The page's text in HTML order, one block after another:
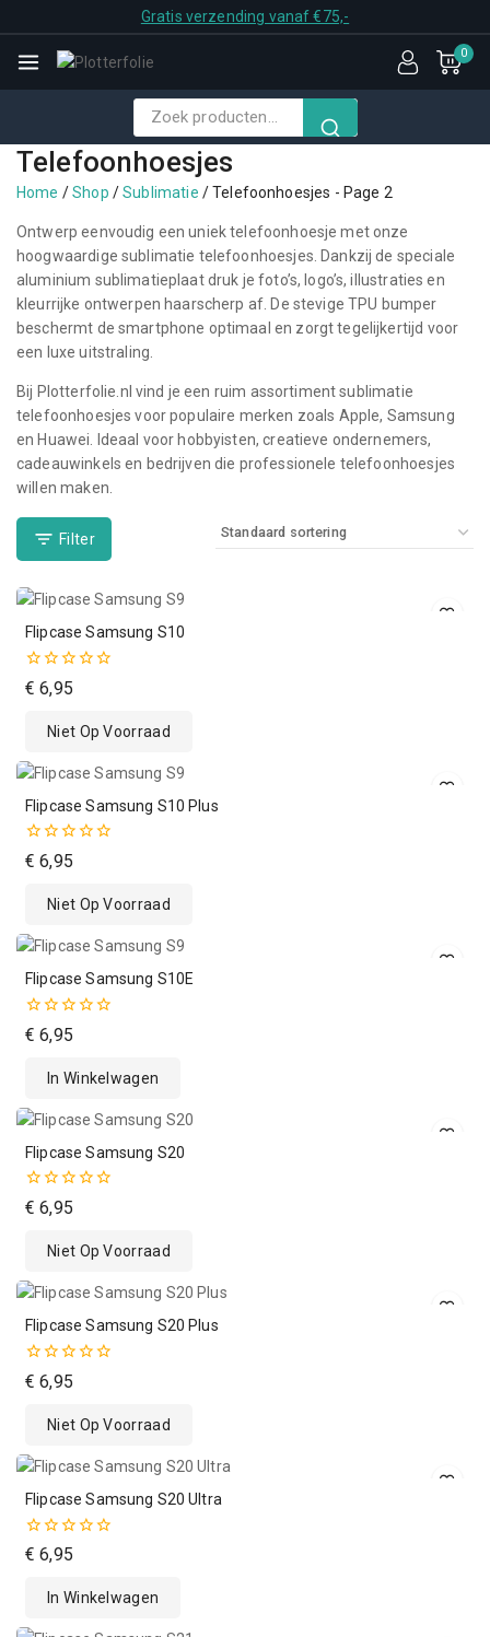
to
content
Gratis verzending vanaf €75,-
0
Zoek
naar:
Telefoonhoesjes
Home /Shop /Sublimatie /Telefoonhoesjes - Page 2
Ontwerp eenvoudig een uniek telefoonhoesje met onze
hoogwaardige sublimatie telefoonhoesjes. Dankzij de speciale
aluminium sublimatieplaat druk je foto’s, logo’s, illustraties en
kleurrijke ontwerpen haarscherp af. De stevige TPU bumper
beschermt de smartphone optimaal en zorgt tegelijkertijd voor
een luxe uitstraling.
Bij Plotterfolie.nl vind je een ruim assortiment sublimatie
telefoonhoesjes voor populaire merken zoals Apple, Samsung
en Huawei. Ideaal voor hobbyisten, creatieve ondernemers,
cadeauwinkels en bedrijven die professionele telefoonhoesjes
willen maken.
Filter
Flipcase Samsung S10
0
van
€ 6,95
Niet Op Voorraad
Flipcase Samsung S10 Plus
0
van
€ 6,95
Niet Op Voorraad
Flipcase Samsung S10E
0
van
€ 6,95
In Winkelwagen
Flipcase Samsung S20
0
van
€ 6,95
Niet Op Voorraad
Flipcase Samsung S20 Plus
0
van
€ 6,95
Niet Op Voorraad
Flipcase Samsung S20 Ultra
0
van
€ 6,95
In Winkelwagen